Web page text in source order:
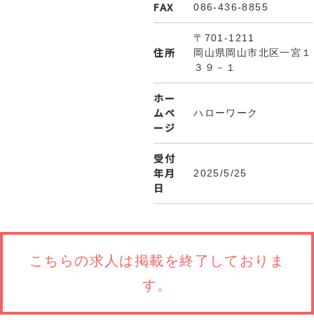
FAX 086-436-8855
住所
〒701-1211
岡山県岡山市北区一宮１
３９－１
ホー
ムペ
ージ
ハローワーク
受付
年月
日
2025/5/25
こちらの求人は掲載を終了しておりま
す。